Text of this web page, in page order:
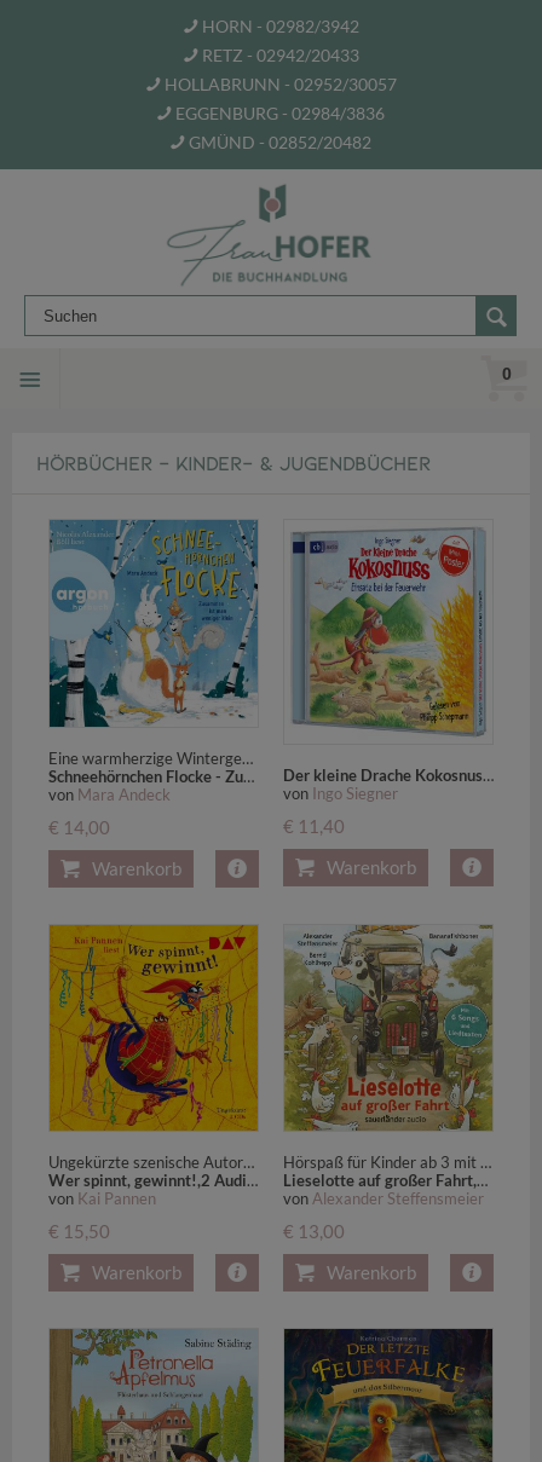
HORN - 02982/3942
RETZ - 02942/20433
HOLLABRUNN - 02952/30057
EGGENBURG - 02984/3836
GMÜND - 02852/20482
0
HÖRBÜCHER - KINDER- & JUGENDBÜCHER
Eine warmherzige Wintergeschichte für die ganze Familie und Kinder ab 5 Jahren
Schneehörnchen Flocke - Zusammen ist man weniger klein,2 Audio-CD
von Mara Andeck
€ 14,00
Warenkorb
Der kleine Drache Kokosnuss - Einsatz bei der Feuerwehr,1 Audio-CD
von Ingo Siegner
€ 11,40
Warenkorb
Ungekürzte szenische Autorenlesung mit Musik (2 CDs)
Wer spinnt, gewinnt!,2 Audio-CD
von Kai Pannen
€ 15,50
Warenkorb
Hörspaß für Kinder ab 3 mit 6 Songs und vielen Geräuschen
Lieselotte auf großer Fahrt,1 Audio-CD
von Alexander Steffensmeier
€ 13,00
Warenkorb